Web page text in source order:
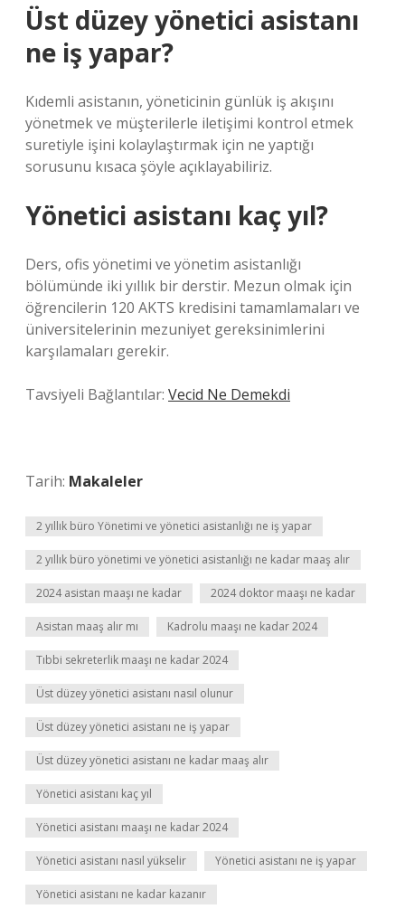
Üst düzey yönetici asistanı
ne iş yapar?
Kıdemli asistanın, yöneticinin günlük iş akışını
yönetmek ve müşterilerle iletişimi kontrol etmek
suretiyle işini kolaylaştırmak için ne yaptığı
sorusunu kısaca şöyle açıklayabiliriz.
Yönetici asistanı kaç yıl?
Ders, ofis yönetimi ve yönetim asistanlığı
bölümünde iki yıllık bir derstir. Mezun olmak için
öğrencilerin 120 AKTS kredisini tamamlamaları ve
üniversitelerinin mezuniyet gereksinimlerini
karşılamaları gerekir.
Tavsiyeli Bağlantılar: Vecid Ne Demekdi
Tarih: Makaleler
2 yıllık büro Yönetimi ve yönetici asistanlığı ne iş yapar
2 yıllık büro yönetimi ve yönetici asistanlığı ne kadar maaş alır
2024 asistan maaşı ne kadar 2024 doktor maaşı ne kadar
Asistan maaş alır mı Kadrolu maaşı ne kadar 2024
Tıbbi sekreterlik maaşı ne kadar 2024
Üst düzey yönetici asistanı nasıl olunur
Üst düzey yönetici asistanı ne iş yapar
Üst düzey yönetici asistanı ne kadar maaş alır
Yönetici asistanı kaç yıl
Yönetici asistanı maaşı ne kadar 2024
Yönetici asistanı nasıl yükselir Yönetici asistanı ne iş yapar
Yönetici asistanı ne kadar kazanır